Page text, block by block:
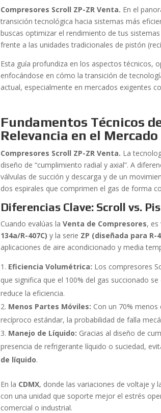
Compresores Scroll ZP-ZR Venta. En el
transición tecnológica hacia sistemas más
buscas optimizar el rendimiento de tus
frente a las unidades tradicionales de pistón
Esta guía profundiza en los aspectos técnicos,
enfocándose en cómo la transición de
actual, especialmente en mercados exigentes
Fundamentos Técnicos
Relevancia en el Mercado
Compresores Scroll ZP-ZR Venta. La
diseño de “cumplimiento radial y axial”. A
válvulas de succión y descarga y de un
dos espirales que comprimen el gas de forma
Diferencias Clave: Scroll vs.
Cuando evalúas laVenta de Compresores, es
134a/R-407C) y la serie ZP (diseñada para R-
aplicaciones de aire acondicionado y media
Eficiencia Volumétrica: Los compresores
que significa que el 100% del gas succionado
reduce la eficiencia.
Menos Partes Móviles: Con un 70%
recíproco estándar, la probabilidad de falla
Manejo de Líquido: Gracias al diseño de
presencia de refrigerante líquido o suciedad,
de líquido.
En la CDMX, donde las variaciones de voltaje y
con una unidad que soporte mejor el estrés
comercial o industrial.